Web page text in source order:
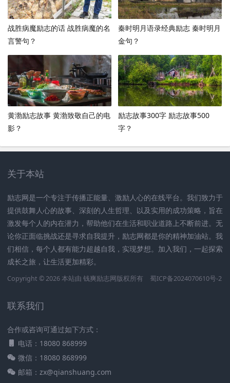
战胜病魔励志的话 战胜病魔的名
言警句？
秦时明月语录经典励志 秦时明月
金句？
黄渤励志故事 黄渤致敬自己的电
影？
励志故事300字 励志故事500
字？
关于本站
励志网是一个专注于传播正能量、激励人心的在线平台。我们致力于
提供鼓舞人心的故事、深刻的人生哲理、以及实用的成功策略，旨在
激发每个人的内在潜力，帮助他们在生活和职业道路上不断前进。无
论你正面临挑战还是寻求自我提升，励志网都是你的精神加油站。我
们相信，每个人都有能力超越自我，实现梦想。加入我们，一起探索
成长之旅，让生活更加精彩。
Copyright © 2026 本站由 钱爽励志网版权所有 蜀ICP备2024070610号-2
联系我们
合作或咨询可通过如下方式：
电话：18080 868999
微信：18080 868999
邮箱：zx@qianshuang.com